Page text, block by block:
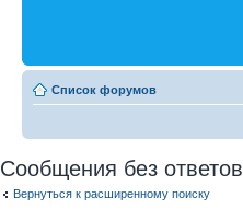
Список форумов
Сообщения без ответов
Вернуться к расширенному поиску